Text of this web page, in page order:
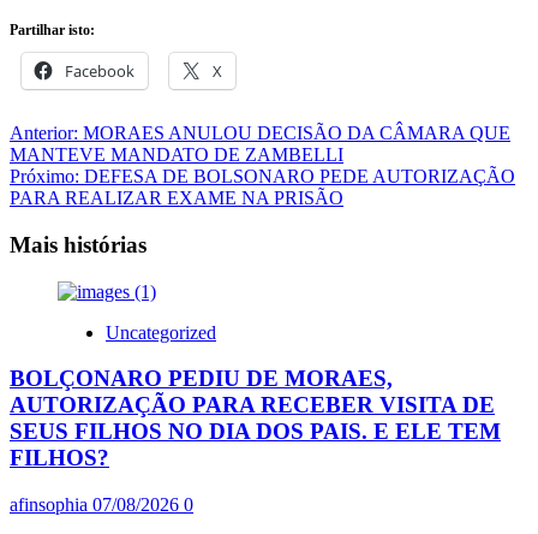
Partilhar isto:
Facebook X
Navegação
de
artigos
Anterior: MORAES ANULOU DECISÃO DA CÂMARA QUE
MANTEVE MANDATO DE ZAMBELLI
Próximo: DEFESA DE BOLSONARO PEDE AUTORIZAÇÃO
PARA REALIZAR EXAME NA PRISÃO
Mais histórias
Uncategorized
BOLÇONARO PEDIU DE MORAES,
AUTORIZAÇÃO PARA RECEBER VISITA DE
SEUS FILHOS NO DIA DOS PAIS. E ELE TEM
FILHOS?
afinsophia 07/08/2026 0